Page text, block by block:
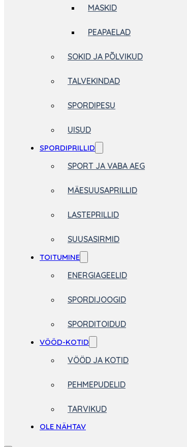
MASKID
PEAPAELAD
SOKID JA PÕLVIKUD
TALVEKINDAD
SPORDIPESU
UISUD
SPORDIPRILLID
SPORT JA VABA AEG
MÄESUUSAPRILLID
LASTEPRILLID
SUUSASIRMID
TOITUMINE
ENERGIAGEELID
SPORDIJOOGID
SPORDITOIDUD
VÖÖD-KOTID
VÖÖD JA KOTID
PEHMEPUDELID
TARVIKUD
OLE NÄHTAV